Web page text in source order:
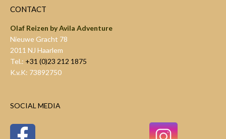
CONTACT
Olaf Reizen by Avila Adventure
Nieuwe Gracht 78
2011 NJ Haarlem
Tel.: +31 (0)23 212 1875
K.v.K: 73892750
SOCIAL MEDIA